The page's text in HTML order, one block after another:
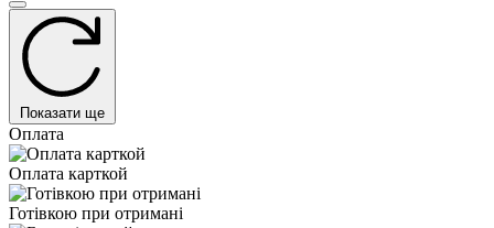
Показати ще
Оплата
Оплата карткой
Готівкою при отримані